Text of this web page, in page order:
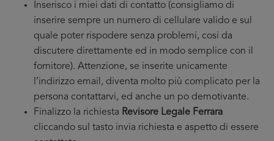
Inserisco i miei dati di contatto (consigliamo di
inserire sempre un numero di cellulare valido e sul
quale poter rispodere senza problemi, cosi da
discutere direttamente ed in modo semplice con il
fornitore). Attenzione, se inserite unicamente
l’indirizzo email, diventa molto più complicato per la
persona contattarvi, ed anche un po demotivante.
Finalizzo la richiesta Revisore Legale Ferrara
cliccando sul tasto invia richiesta e aspetto di essere